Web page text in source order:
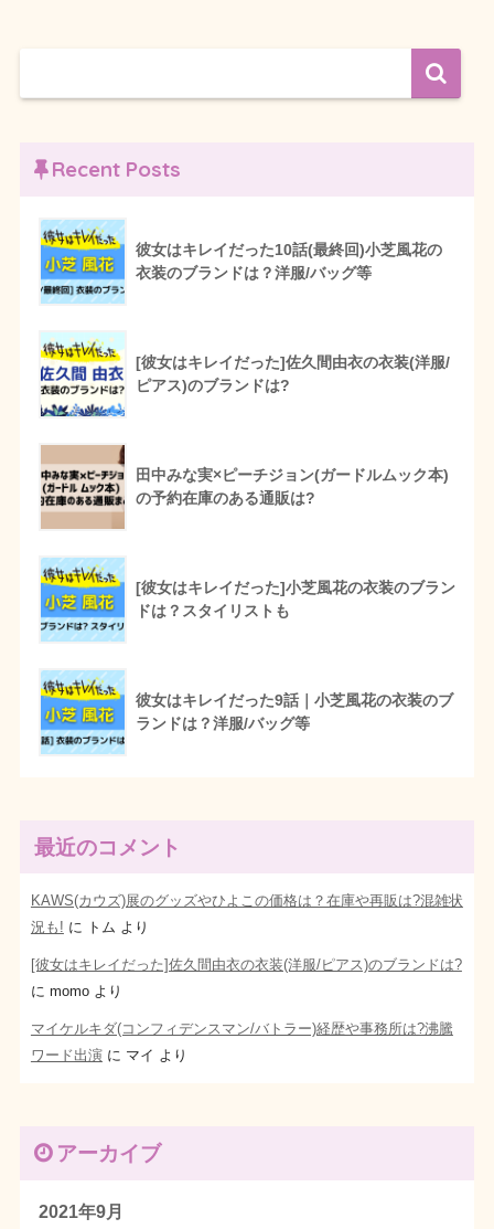
Recent Posts
彼女はキレイだった10話(最終回)小芝風花の
衣装のブランドは？洋服/バッグ等
[彼女はキレイだった]佐久間由衣の衣装(洋服/
ピアス)のブランドは?
田中みな実×ピーチジョン(ガードルムック本)
の予約在庫のある通販は?
[彼女はキレイだった]小芝風花の衣装のブラン
ドは？スタイリストも
彼女はキレイだった9話｜小芝風花の衣装のブ
ランドは？洋服/バッグ等
最近のコメント
KAWS(カウズ)展のグッズやひよこの価格は？在庫や再販は?混雑状
況も! に トム より
[彼女はキレイだった]佐久間由衣の衣装(洋服/ピアス)のブランドは?
に momoより
マイケルキダ(コンフィデンスマン/バトラー)経歴や事務所は?沸騰
ワード出演に マイ より
アーカイブ
2021年9月